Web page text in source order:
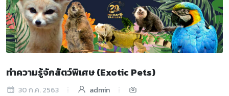
ทำความรู้จักสัตว์พิเศษ (Exotic Pets)
30 ก.ค. 2563 admin